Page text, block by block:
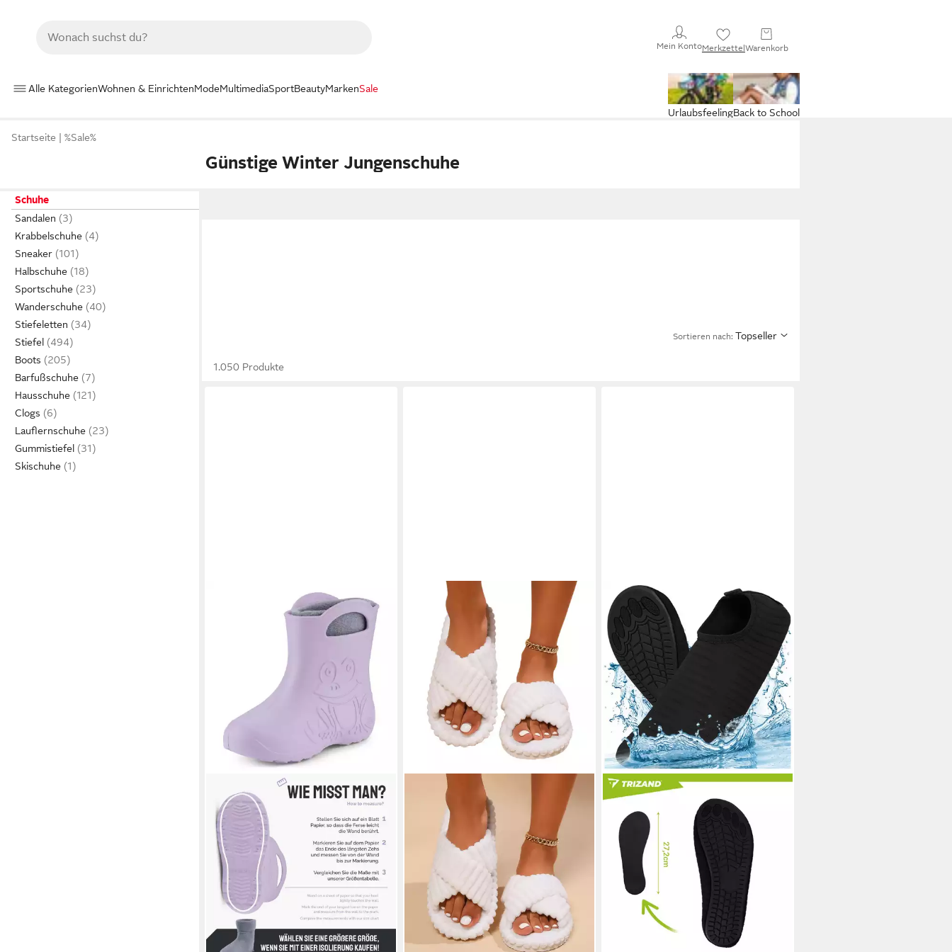
Mein KontoMerkzettelWarenkorb
Alle KategorienWohnen & EinrichtenModeMultimediaSportBeautyMarkenSale
Back to School
Urlaubsfeeling
Startseite %Sale%
Günstige Winter Jungenschuhe
Schuhe
Sandalen
Krabbelschuhe
Sneaker
Halbschuhe
Sportschuhe
Wanderschuhe
Stiefeletten
Stiefel
Boots
Barfußschuhe
Hausschuhe
Clogs
Lauflernschuhe
Gummistiefel
Skischuhe
Sortieren nach: Topseller
1.050 Produkte